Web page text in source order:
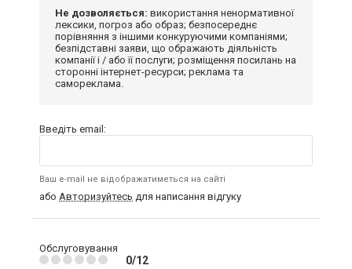
Не дозволяється: використання ненормативної
лексики, погроз або образ; безпосереднє
порівняння з іншими конкуруючими компаніями;
безпідставні заяви, що ображають діяльність
компанії і / або її послуги; розміщення посилань на
сторонні інтернет-ресурси; реклама та
самореклама.
Введіть email:
Ваш e-mail не відображатиметься на сайті
або Авторизуйтесь для написання відгуку
Обслуговування
0/12